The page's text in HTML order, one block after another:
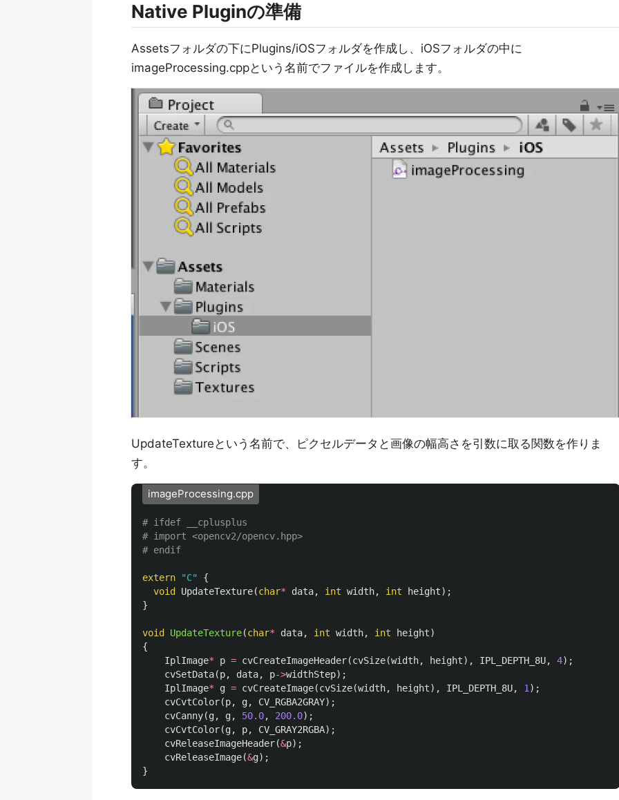
Native Pluginの準備
Assetsフォルダの下にPlugins/iOSフォルダを作成し、iOSフォルダの中に
imageProcessing.cppという名前でファイルを作成します。
UpdateTextureという名前で、ピクセルデータと画像の幅高さを引数に取る関数を作りま
す。
imageProcessing.cpp
# ifdef __cplusplus
# import <opencv2/opencv.hpp>
extern "C"
{
void
UpdateTexture(char* data, int width, int height);
}
void UpdateTexture(char* data, int width, int height)
{
IplImage* p = cvCreateImageHeader(cvSize(width, height), IPL_DEPTH_8U, 4);
cvSetData(p, data, p->widthStep);
IplImage* g = cvCreateImage(cvSize(width, height), IPL_DEPTH_8U, 1 );
cvCvtColor(p, g, CV_RGBA2GRAY);
cvCanny(g, g, 50.0, 200.0);
cvCvtColor(g, p, CV_GRAY2RGBA);
cvReleaseImageHeader(&p);
cvReleaseImage(&g);
}